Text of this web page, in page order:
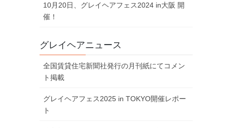
10⽉20⽇、グレイヘアフェス2024 in⼤阪 開
催！
グレイヘアニュース
全国賃貸住宅新聞社発行の月刊紙にてコメン
ト掲載
グレイヘアフェス2025 in TOKYO開催レポー
ト